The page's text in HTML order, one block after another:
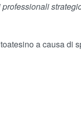
a causa di